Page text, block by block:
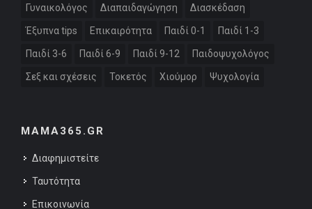
Γυναικολόγος Διαπαιδαγώγηση Διασκέδαση
Έξυπνα tips Επικαιρότητα Παιδί 0-1 Παιδί 1-3
Παιδί 3-6 Παιδί 6-9 Παιδί 9-12 Παιδοψυχολόγος
Σεξ και σχέσεις Τοκετός Χιούμορ Ψυχολογία
MAMA365.GR
Διαφημιστείτε
Ταυτότητα
Επικοινωνία